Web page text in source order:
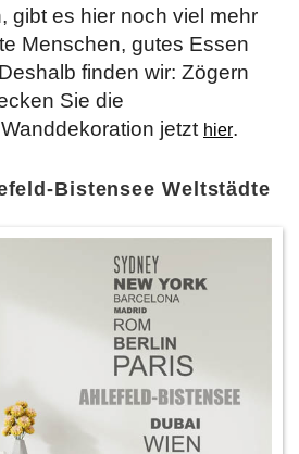
gibt es hier noch viel mehr
Menschen, gutes Essen
finden wir: Zögern
Sie die
jetzt hier.
Bistensee Weltstädte